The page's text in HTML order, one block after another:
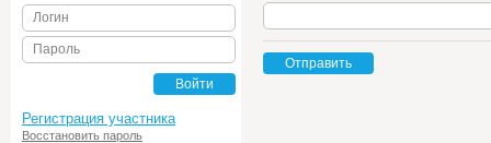
Логин
Пароль
Войти
Регистрация участника
Восстановить пароль
Отправить